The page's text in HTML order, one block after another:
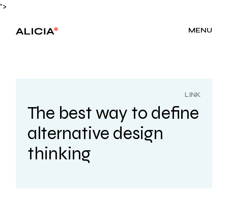
">
MENU
LINK
The best way to define
alternative design
thinking